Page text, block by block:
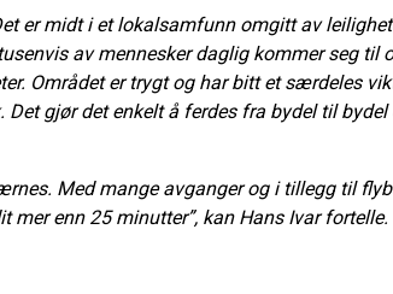
er midt i et lokalsamfunn omgitt av
av mennesker daglig kommer seg til
Området er trygt og har bitt et særdeles
gjør det enkelt å ferdes fra bydel til bydel
Med mange avganger og i tillegg til
enn 25 minutter”, kan Hans Ivar fortelle.